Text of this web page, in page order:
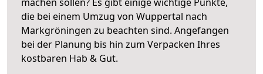
die bei einem Umzug von Wuppertal nach
Markgröningen zu beachten sind. Angefangen
bei der Planung bis hin zum Verpacken Ihres
kostbaren Hab & Gut.